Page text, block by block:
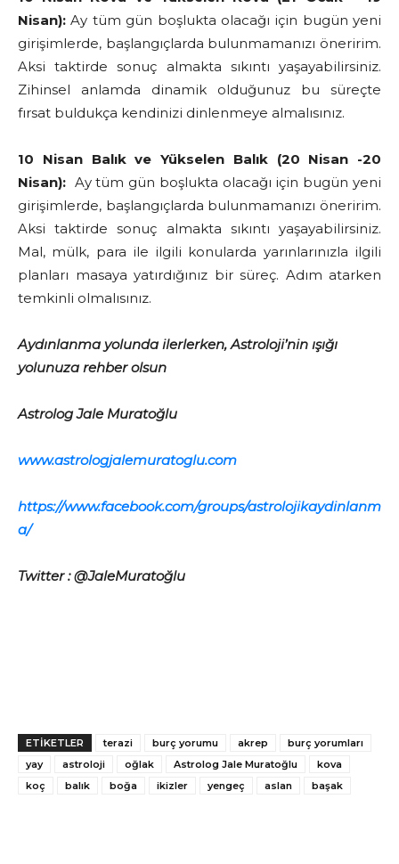
Nisan): Ay tüm gün boşlukta olacağı için bugün yeni
girişimlerde, başlangıçlarda bulunmamanızı öneririm.
Aksi taktirde sonuç almakta sıkıntı yaşayabilirsiniz.
Zihinsel anlamda dinamik olduğunuz bu süreçte
fırsat buldukça kendinizi dinlenmeye almalısınız.
10 Nisan Balık ve Yükselen Balık (20 Nisan -20
Nisan): Ay tüm gün boşlukta olacağı için bugün yeni
girişimlerde, başlangıçlarda bulunmamanızı öneririm.
Aksi taktirde sonuç almakta sıkıntı yaşayabilirsiniz.
Mal, mülk, para ile ilgili konularda yarınlarınızla ilgili
planları masaya yatırdığınız bir süreç. Adım atarken
temkinli olmalısınız.
Aydınlanma yolunda ilerlerken, Astroloji’nin ışığı
yolunuza rehber olsun
Astrolog Jale Muratoğlu
www.astrologjalemuratoglu.com
https://www.facebook.com/groups/astrolojikaydinlanm
a/
Twitter : @JaleMuratoğlu
ETİKETLER terazi burç yorumu akrep
burç yorumları
yay
astroloji oğlak Astrolog Jale Muratoğlu
kova
koç
balık boğa ikizler yengeç aslan başak